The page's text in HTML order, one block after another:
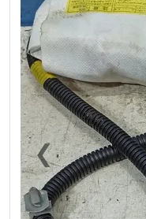
❮Previous